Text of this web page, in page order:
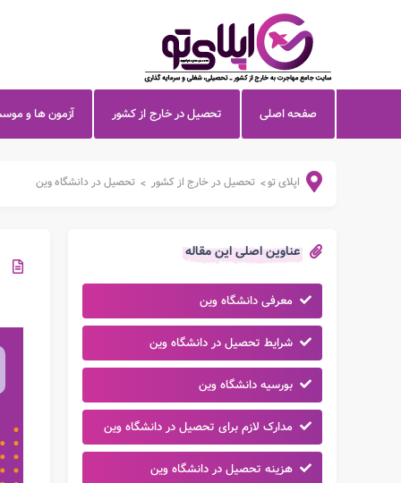
صفحه اصلی تحصیل در خارج از کشور آزمون ها و
اپلای تو> تحصیل در خارج از کشور > تحصیل در دانشگاه وین
عناوین اصلی این مقاله
معرفی دانشگاه وین
شرایط تحصیل در دانشگاه وین
بورسیه دانشگاه وین
مدارک لازم برای تحصیل در دانشگاه وین
هزینه تحصیل در دانشگاه وین